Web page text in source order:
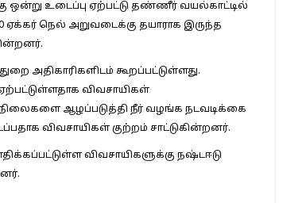
ஒன்று உடைப்பு ஏற்பட்டு தண்ணீர் வயல்காட்டில்
ஏக்கர் நெல் அறுவடைக்கு தயாராக இருந்த
அதிகாரிகளிடம் கூறப்பட்டுள்ளது.
ஏற்பட்டுள்ளதாக விவசாயிகள்
நிலைகளை ஆழப்படுத்தி நீர் வழங்க நடவடிக்கை
விவசாயிகள் குற்றம் சாட்டுகின்றனர்.
விவசாயிகளுக்கு நஷ்டஈடு